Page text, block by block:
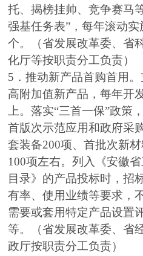
托、揭榜挂帅、竞争赛马
强基任务表”，每年滚动实
个。（省发展改革委、省
化厅等按职责分工负责）
5．推动新产品首购首用
高附加值新产品，每年开
上。落实“三首一保”政策
首版次示范应用和政府采
套装备200项、首批次新
100项左右。列入《安徽
目录》的产品投标时，招
有率、使用业绩等要求，
需要或套用特定产品设置
等。（省发展改革委、省
政厅按职责分工负责）